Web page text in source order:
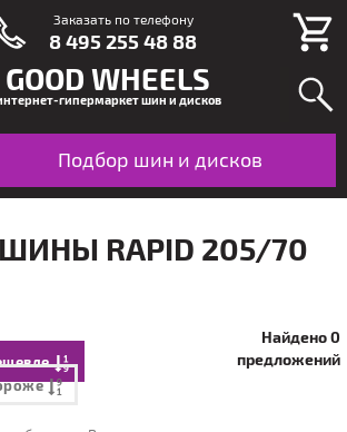
GOOD WHEELS
гипермаркет шин и дисков
Подбор шин и дисков
Шины Диски По авто
RAPID 205/70
Найдено 0
предложений
Заказать по телефону
8 495 255 48 88